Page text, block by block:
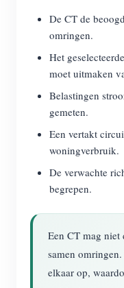
De CT de
omringen.
Het
moet uitmaken
Belastingen
gemeten.
Een vertakt
woningverbruik.
De verwachte
begrepen.
Een CT mag
samen
elkaar op,